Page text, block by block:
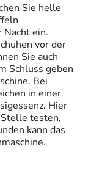
Sie helle
ein.
vor der
Sie auch
Schluss geben
Bei
in einer
Hier
testen,
kann das